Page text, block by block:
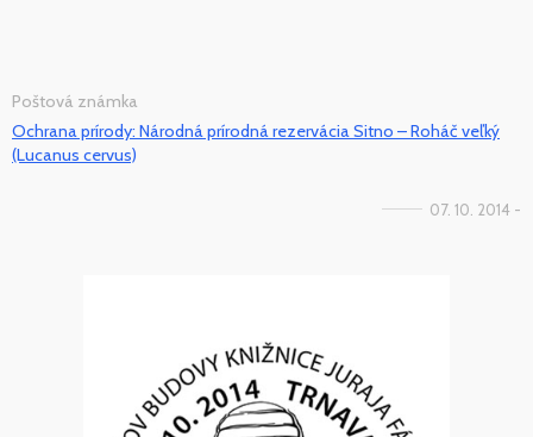
Poštová známka
Ochrana prírody: Národná prírodná rezervácia Sitno – Roháč veľký
(Lucanus cervus)
07. 10. 2014 -